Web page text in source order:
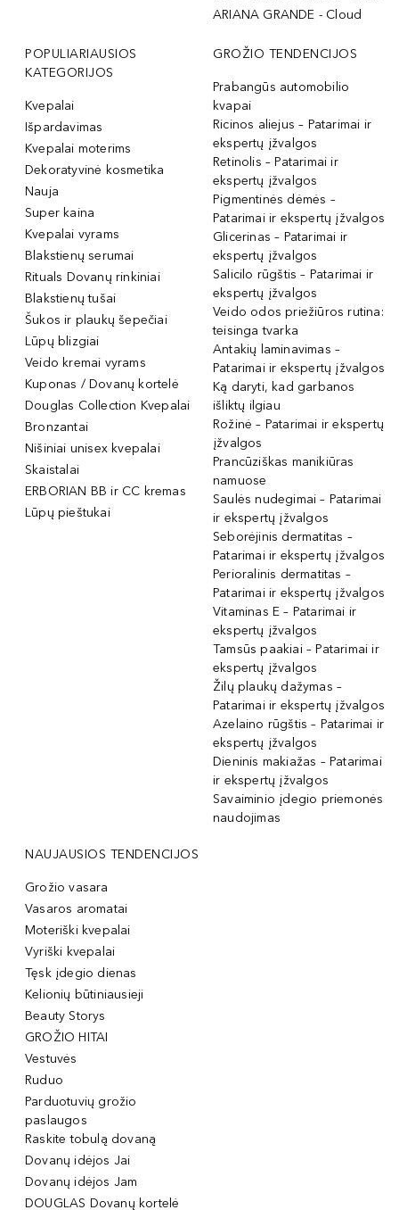
ARIANA GRANDE - Cloud
POPULIARIAUSIOS
KATEGORIJOS
Kvepalai
Išpardavimas
Kvepalai moterims
Dekoratyvinė kosmetika
Nauja
Super kaina
Kvepalai vyrams
Blakstienų serumai
Rituals Dovanų rinkiniai
Blakstienų tušai
Šukos ir plaukų šepečiai
Lūpų blizgiai
Veido kremai vyrams
Kuponas / Dovanų kortelė
Douglas Collection Kvepalai
Bronzantai
Nišiniai unisex kvepalai
Skaistalai
ERBORIAN BB ir CC kremas
Lūpų pieštukai
GROŽIO TENDENCIJOS
Prabangūs automobilio
kvapai
Ricinos aliejus – Patarimai ir
ekspertų įžvalgos
Retinolis – Patarimai ir
ekspertų įžvalgos
Pigmentinės dėmės –
Patarimai ir ekspertų įžvalgos
Glicerinas – Patarimai ir
ekspertų įžvalgos
Salicilo rūgštis – Patarimai ir
ekspertų įžvalgos
Veido odos priežiūros rutina:
teisinga tvarka
Antakių laminavimas –
Patarimai ir ekspertų įžvalgos
Ką daryti, kad garbanos
išliktų ilgiau
Rožinė – Patarimai ir ekspertų
įžvalgos
Prancūziškas manikiūras
namuose
Saulės nudegimai – Patarimai
ir ekspertų įžvalgos
Seborėjinis dermatitas –
Patarimai ir ekspertų įžvalgos
Perioralinis dermatitas –
Patarimai ir ekspertų įžvalgos
Vitaminas E – Patarimai ir
ekspertų įžvalgos
Tamsūs paakiai – Patarimai ir
ekspertų įžvalgos
Žilų plaukų dažymas –
Patarimai ir ekspertų įžvalgos
Azelaino rūgštis – Patarimai ir
ekspertų įžvalgos
Dieninis makiažas – Patarimai
ir ekspertų įžvalgos
Savaiminio įdegio priemonės
naudojimas
NAUJAUSIOS TENDENCIJOS
Grožio vasara
Vasaros aromatai
Moteriški kvepalai
Vyriški kvepalai
Tęsk įdegio dienas
Kelionių būtiniausieji
Beauty Storys
GROŽIO HITAI
Vestuvės
Ruduo
Parduotuvių grožio
paslaugos
Raskite tobulą dovaną
Dovanų idėjos Jai
Dovanų idėjos Jam
DOUGLAS Dovanų kortelė